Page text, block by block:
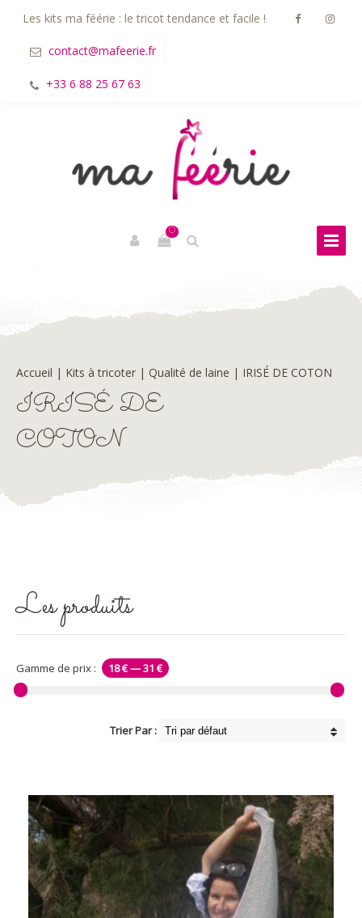
Les kits ma féérie : le tricot tendance et facile !
contact@mafeerie.fr
+33 6 88 25 67 63
0
Accueil | Kits à tricoter | Qualité de laine | IRISÉ DE COTON
IRISÉ DE
COTON
Les produits
Gamme de prix : 18 €—31 €
Trier Par :